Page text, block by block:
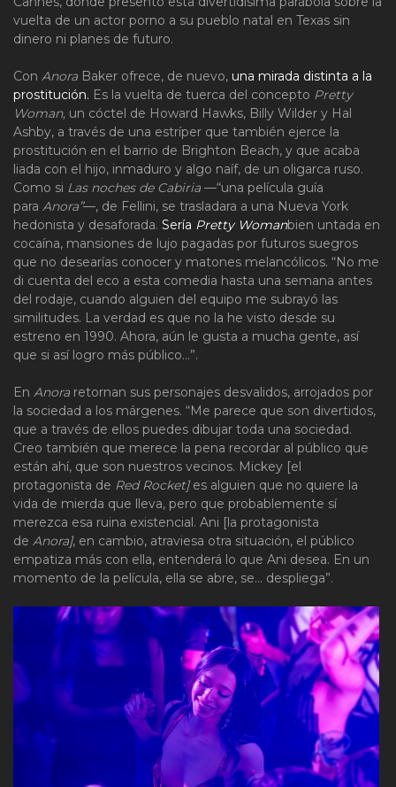
vuelta de un actor porno a su pueblo natal en Texas sin
dinero ni planes de futuro.
Con Anora Baker ofrece, de nuevo, una mirada distinta a la
prostitución. Es la vuelta de tuerca del concepto Pretty
Woman, un cóctel de Howard Hawks, Billy Wilder y Hal
Ashby, a través de una estríper que también ejerce la
prostitución en el barrio de Brighton Beach, y que acaba
liada con el hijo, inmaduro y algo naíf, de un oligarca ruso.
Como si Las noches de Cabiria —“una película guía
para Anora”—, de Fellini, se trasladara a una Nueva York
hedonista y desaforada. Sería Pretty Womanbien untada en
cocaína, mansiones de lujo pagadas por futuros suegros
que no desearías conocer y matones melancólicos. “No me
di cuenta del eco a esta comedia hasta una semana antes
del rodaje, cuando alguien del equipo me subrayó las
similitudes. La verdad es que no la he visto desde su
estreno en 1990. Ahora, aún le gusta a mucha gente, así
que si así logro más público…”.
En Anora retornan sus personajes desvalidos, arrojados por
la sociedad a los márgenes. “Me parece que son divertidos,
que a través de ellos puedes dibujar toda una sociedad.
Creo también que merece la pena recordar al público que
están ahí, que son nuestros vecinos. Mickey [el
protagonista de Red Rocket]es alguien que no quiere la
vida de mierda que lleva, pero que probablemente sí
merezca esa ruina existencial. Ani [la protagonista
de Anora], en cambio, atraviesa otra situación, el público
empatiza más con ella, entenderá lo que Ani desea. En un
momento de la película, ella se abre, se… despliega”.